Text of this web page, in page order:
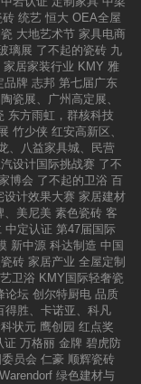
砖 统艺 恒大 OEA全屋
大地艺术节 家具电商
璃展 了不起的瓷砖 九
家居家装行业 KMY 雅
品牌 志邦 第七届广东
瓷展、广州高定展、
东方雨虹，群核科技
竹少侠 红安高新区、
、八益家具城、民营
设计国际挑战赛 了不
博会 了不起的卫浴 百
设计效果大赛 家居建材
、美尼美 素色瓷砖 客
中定认证 第47届国际
新中源 科达制造 中国
砖 家居产业 全屋定制
卫浴 KMY国际轻奢瓷
论坛 创尔特厨电 品质
得胜、卡诺亚、科凡
状元 鹰创园 红点奖
证 万格丽 金牌 碧虎防
员会 仁豪 顺辉瓷砖
绿色建材与